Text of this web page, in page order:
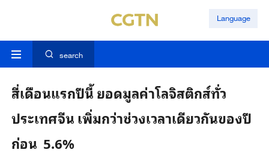
Language
search
สี่เดือนแรกปีนี้ ยอดมูลค่าโลจิสติกส์ทั่ว
ประเทศจีน เพิ่มกว่าช่วงเวลาเดียวกันของปี
ก่อน 5.6%